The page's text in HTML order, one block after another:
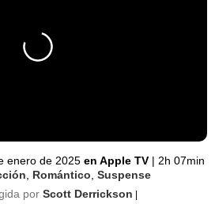
enero de 2025 en Apple TV | 2h 07min
Romántico ,Suspense
por Scott Derrickson |